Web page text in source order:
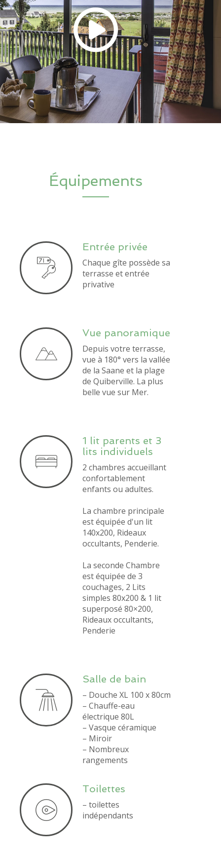
Équipements
Entrée privée
Chaque gîte possède sa
terrasse et entrée
privative
Vue panoramique
Depuis votre terrasse,
vue à 180° vers la vallée
de la Saane et la plage
de Quiberville. La plus
belle vue sur Mer.
1 lit parents et 3
lits individuels
2 chambres accueillant
confortablement
enfants ou adultes.
La chambre principale
est équipée d'un lit
140x200, Rideaux
occultants, Penderie.
La seconde Chambre
est équipée de 3
couchages, 2 Lits
simples 80x200 & 1 lit
superposé 80×200,
Rideaux occultants,
Penderie
Salle de bain
– Douche XL 100 x 80cm
– Chauffe-eau
électrique 80L
– Vasque céramique
– Miroir
– Nombreux
rangements
Toilettes
– toilettes
indépendants